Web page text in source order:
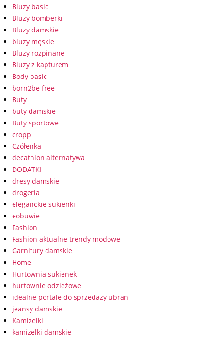
Bluzy basic
Bluzy bomberki
Bluzy damskie
bluzy męskie
Bluzy rozpinane
Bluzy z kapturem
Body basic
born2be free
Buty
buty damskie
Buty sportowe
cropp
Czółenka
decathlon alternatywa
DODATKI
dresy damskie
drogeria
eleganckie sukienki
eobuwie
Fashion
Fashion aktualne trendy modowe
Garnitury damskie
Home
Hurtownia sukienek
hurtownie odzieżowe
idealne portale do sprzedaży ubrań
jeansy damskie
Kamizelki
kamizelki damskie